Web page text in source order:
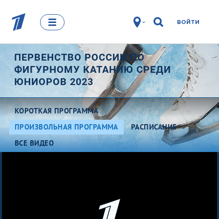
ВОЙТИ
ПЕРВЕНСТВО РОССИИ ПО
ФИГУРНОМУ КАТАНИЮ СРЕДИ
ЮНИОРОВ 2023
КОРОТКАЯ ПРОГРАММА
ПРОИЗВОЛЬНАЯ ПРОГРАММА
РАСПИСАНИЕ
ВСЕ ВИДЕО